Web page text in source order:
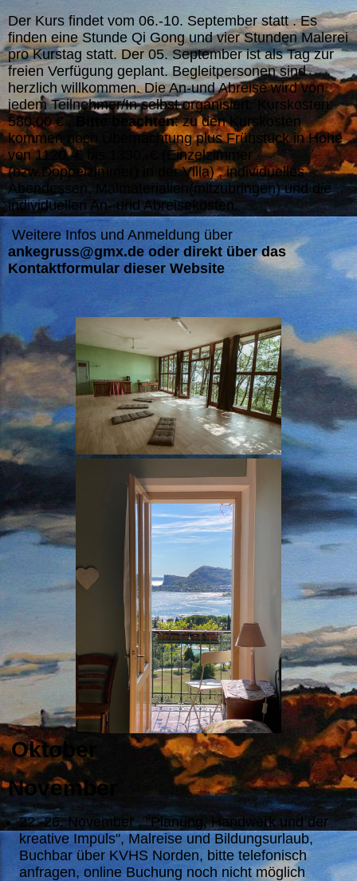
Der Kurs findet vom 06.-10. September statt . Es
finden eine Stunde Qi Gong und vier Stunden Malerei
pro Kurstag statt. Der 05. September ist als Tag zur
freien Verfügung geplant. Begleitpersonen sind
herzlich willkommen. Die An-und Abreise wird von
jedem Teilnehmer/In selbst organisiert.
Kurskosten:
580,00 € ,
Bitte beachten: zu den Kurskosten
kommen noch Übernachtung plus Frühstück in Höhe
von 1120,-€ bis 1330,-€ (Einzelzimmer
(bzw.Doppelzimmer) in der Villa) , individuelles
Abendessen, Malmaterialien(mitzubringen) und die
individuellen An- und Abreisekosten.
Weitere Infos und Anmeldung über
ankegruss@gmx.de oder direkt über das
Kontaktformular dieser Website
Oktober
November
22.-26. November , "Planung, Handwerk und der
kreative Impuls", Malreise und Bildungsurlaub,
Buchbar über KVHS Norden, bitte telefonisch
anfragen, online Buchung noch nicht möglich